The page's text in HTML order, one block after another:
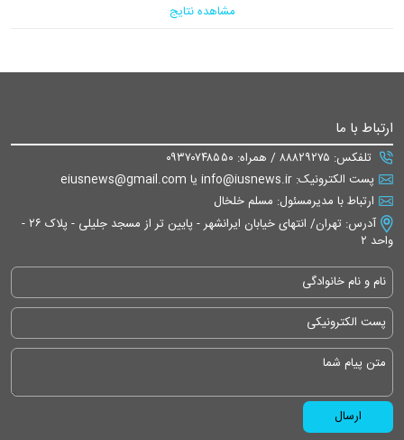
مشاهده نتایج
ارتباط با ما
تلفکس: ۸۸۸۲۹۲۷۵ / همراه: ۰۹۳۷۰۷۴۸۵۵۰
پست الکترونیک: info@iusnews.ir یا eiusnews@gmail.com
ارتباط با مدیرمسئول: مسلم خلخال
آدرس: تهران/ انتهای خیابان ایرانشهر - پایین تر از مسجد جلیلی - پلاک ۲۶ -
واحد ۲